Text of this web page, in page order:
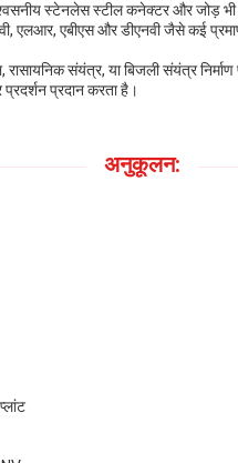
स्टेनलेस स्टील कनेक्टर और जोड़
एलआर, एबीएस और डीएनवी जैसे कई
रासायनिक संयंत्र, या बिजली संयंत्र
प्रदान करता है।
अनुकूलन: